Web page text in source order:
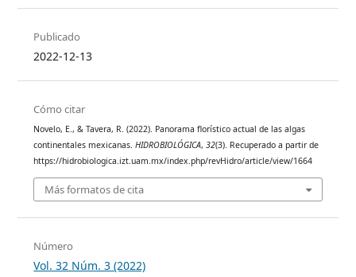
Publicado
2022-12-13
Cómo citar
Novelo, E., & Tavera, R. (2022). Panorama florístico actual de las algas
continentales mexicanas.HIDROBIOLÓGICA,32(3). Recuperado a partir de
https://hidrobiologica.izt.uam.mx/index.php/revHidro/article/view/1664
Más formatos de cita
Número
Vol. 32 Núm. 3 (2022)